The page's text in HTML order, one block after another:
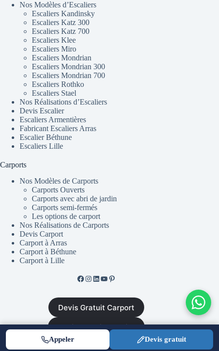
Nos Modèles d’Escaliers
Escaliers Kandinsky
Escaliers Katz 300
Escaliers Katz 700
Escaliers Klee
Escaliers Miro
Escaliers Mondrian
Escaliers Mondrian 300
Escaliers Mondrian 700
Escaliers Rothko
Escaliers Stael
Nos Réalisations d’Escaliers
Devis Escalier
Escaliers Armentières
Fabricant Escaliers Arras
Escalier Béthune
Escaliers Lille
Carports
Nos Modèles de Carports
Carports Ouverts
Carports avec abri de jardin
Carports semi-fermés
Les options de carport
Nos Réalisations de Carports
Devis Carport
Carport à Arras
Carport à Béthune
Carport à Lille
Facebook de ML Fusion
Instgram
LinkedIn
YouTube
Pinterest
Devis Gratuit Carport
Devis Gratuit Escalier
Mentions Légales• •Politique de
Appeler Devis gratuit